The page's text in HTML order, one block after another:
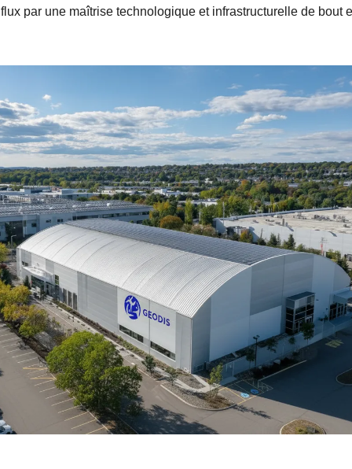
par une maîtrise technologique et infrastructurelle de bout